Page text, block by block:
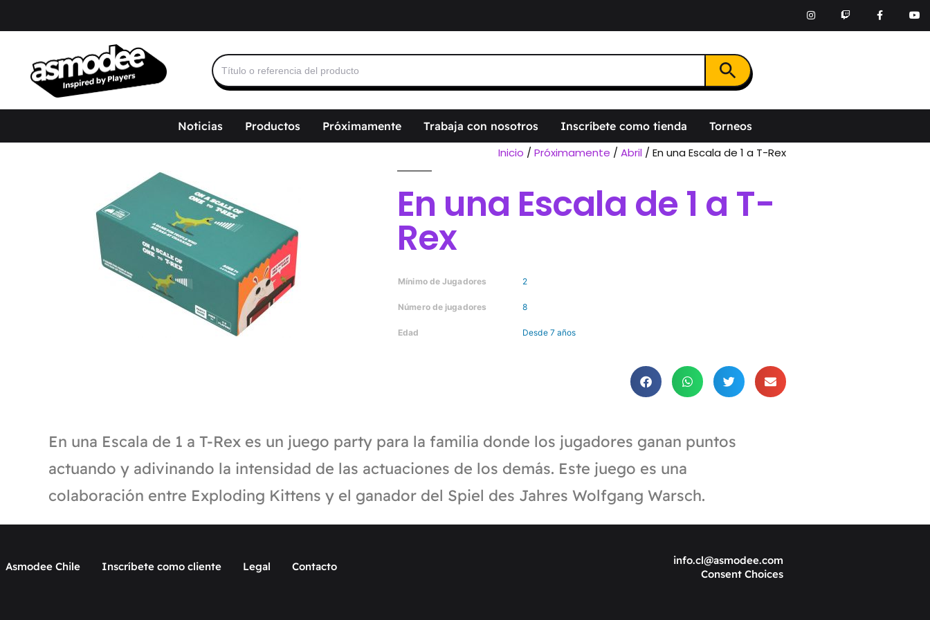
Buscar: Botón de búsqueda
Noticias Productos Próximamente Trabaja con nosotros Inscríbete como tienda Torneos
Inicio / Próximamente / Abril / En una Escala de 1 a T-Rex
En una Escala de 1 a T-
Rex
Mínimo de Jugadores 2
Número de jugadores 8
Edad Desde 7 años
En una Escala de 1 a T-Rex es un juego party para la familia donde los jugadores ganan puntos
actuando y adivinando la intensidad de las actuaciones de los demás. Este juego es una
colaboración entre Exploding Kittens y el ganador del Spiel des Jahres Wolfgang Warsch.
Asmodee Chile Inscríbete como cliente Legal Contacto
info.cl@asmodee.com
Consent Choices